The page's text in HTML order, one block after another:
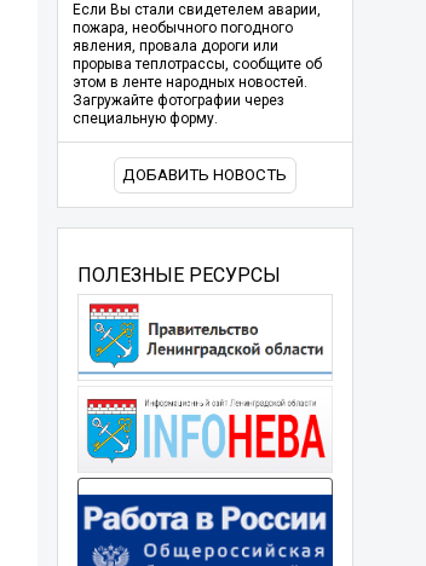
Если Вы стали свидетелем аварии,
пожара, необычного погодного
явления, провала дороги или
прорыва теплотрассы, сообщите об
этом в ленте народных новостей.
Загружайте фотографии через
специальную форму.
ДОБАВИТЬ НОВОСТЬ
ПОЛЕЗНЫЕ РЕСУРСЫ